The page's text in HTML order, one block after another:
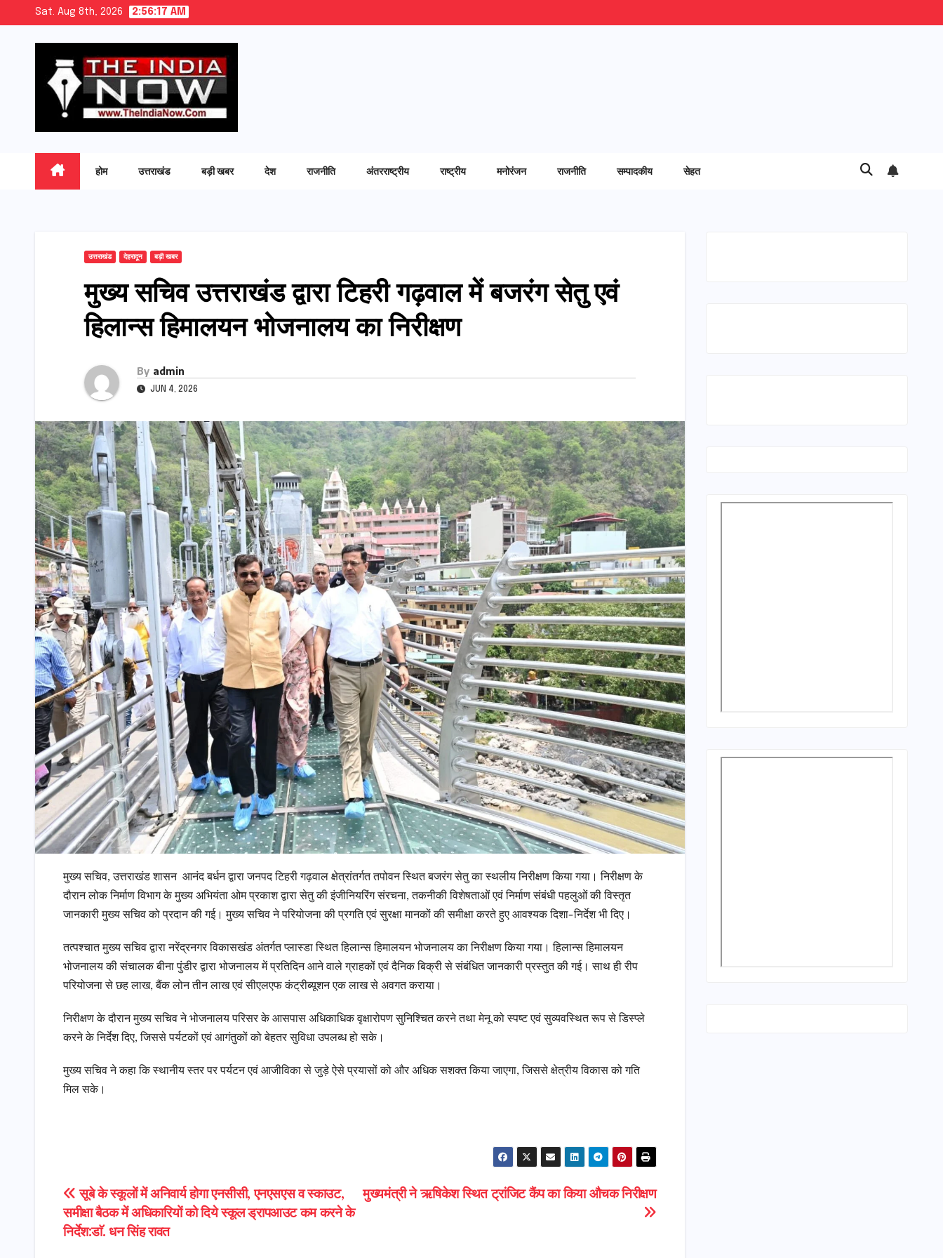
Sat. Aug 8th, 2026 2:56:18 AM
होम उत्तराखंड बड़ी खबर देश राजनीति अंतरराष्ट्रीय राष्ट्रीय मनोरंजन राजनीति सम्पादकीय सेहत
उत्तराखंड देहरादून बड़ी खबर
मुख्य सचिव उत्तराखंड द्वारा टिहरी गढ़वाल में बजरंग सेतु एवं
हिलान्स हिमालयन भोजनालय का निरीक्षण
By admin
JUN 4, 2026
मुख्य सचिव, उत्तराखंड शासन आनंद बर्धन द्वारा जनपद टिहरी गढ़वाल क्षेत्रांतर्गत तपोवन स्थित बजरंग सेतु का स्थलीय निरीक्षण किया गया। निरीक्षण के
दौरान लोक निर्माण विभाग के मुख्य अभियंता ओम प्रकाश द्वारा सेतु की इंजीनियरिंग संरचना, तकनीकी विशेषताओं एवं निर्माण संबंधी पहलुओं की विस्तृत
जानकारी मुख्य सचिव को प्रदान की गई। मुख्य सचिव ने परियोजना की प्रगति एवं सुरक्षा मानकों की समीक्षा करते हुए आवश्यक दिशा-निर्देश भी दिए।
तत्पश्चात मुख्य सचिव द्वारा नरेंद्रनगर विकासखंड अंतर्गत प्लास्डा स्थित हिलान्स हिमालयन भोजनालय का निरीक्षण किया गया। हिलान्स हिमालयन
भोजनालय की संचालक बीना पुंडीर द्वारा भोजनालय में प्रतिदिन आने वाले ग्राहकों एवं दैनिक बिक्री से संबंधित जानकारी प्रस्तुत की गई। साथ ही रीप
परियोजना से छह लाख, बैंक लोन तीन लाख एवं सीएलएफ कंट्रीब्यूशन एक लाख से अवगत कराया।
निरीक्षण के दौरान मुख्य सचिव ने भोजनालय परिसर के आसपास अधिकाधिक वृक्षारोपण सुनिश्चित करने तथा मेनू को स्पष्ट एवं सुव्यवस्थित रूप से डिस्प्ले
करने के निर्देश दिए, जिससे पर्यटकों एवं आगंतुकों को बेहतर सुविधा उपलब्ध हो सके।
मुख्य सचिव ने कहा कि स्थानीय स्तर पर पर्यटन एवं आजीविका से जुड़े ऐसे प्रयासों को और अधिक सशक्त किया जाएगा, जिससे क्षेत्रीय विकास को गति
मिल सके।
Post
navigation
मुख्यमंत्री ने ऋषिकेश स्थित ट्रांजिट कैंप का किया औचक निरीक्षण
सूबे के स्कूलों में अनिवार्य होगा एनसीसी, एनएसएस व स्काउट,
समीक्षा बैठक में अधिकारियों को दिये स्कूल ड्रापआउट कम करने के
निर्देश:डाॅ. धन सिंह रावत